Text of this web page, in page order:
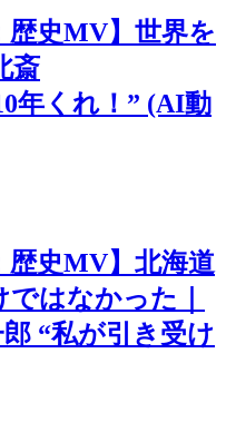
歴史MV】世界を
斎
くれ！” (AI動
歴史MV】北海道
はなかった｜
“私が引き受け